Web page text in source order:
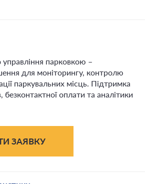
парковкою –
для моніторингу, контролю
паркувальних місць. Підтримка
безконтактної оплати та аналітики
ЗАЯВКУ